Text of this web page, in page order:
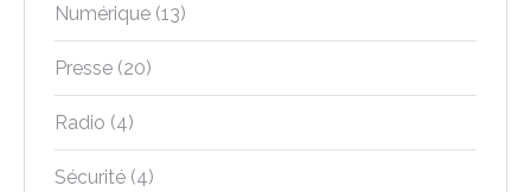
Numérique (13)
Presse (20)
Radio (4)
Sécurité (4)